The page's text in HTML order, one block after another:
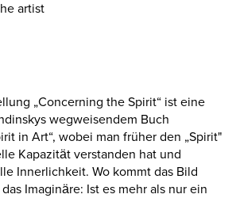
artist
„Concerning the Spirit“ ist eine
wegweisendem Buch
in Art“, wobei man früher den „Spirit"
Kapazität verstanden hat und
Innerlichkeit. Wo kommt das Bild
Imaginäre: Ist es mehr als nur ein